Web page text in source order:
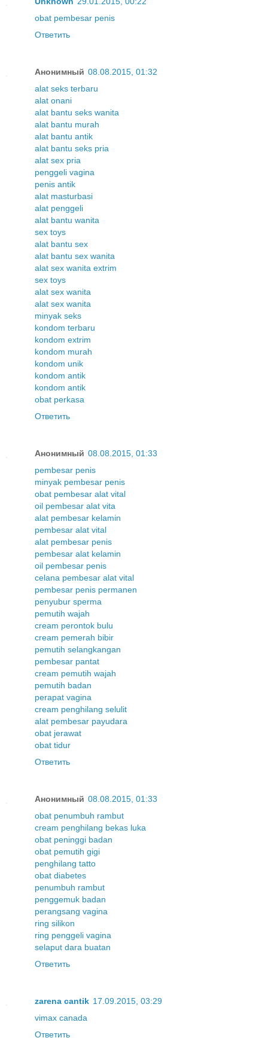
obat pembesar penis
Ответить
Анонимный 08.08.2015, 01:32
alat seks terbaru
alat onani
alat bantu seks wanita
alat bantu murah
alat bantu antik
alat bantu seks pria
alat sex pria
penggeli vagina
penis antik
alat masturbasi
alat penggeli
alat bantu wanita
sex toys
alat bantu sex
alat bantu sex wanita
alat sex wanita extrim
sex toys
alat sex wanita
alat sex wanita
minyak seks
kondom terbaru
kondom extrim
kondom murah
kondom unik
kondom antik
kondom antik
obat perkasa
Ответить
Анонимный 08.08.2015, 01:33
pembesar penis
minyak pembesar penis
obat pembesar alat vital
oil pembesar alat vita
alat pembesar kelamin
pembesar alat vital
alat pembesar penis
pembesar alat kelamin
oil pembesar penis
celana pembesar alat vital
pembesar penis permanen
penyubur sperma
pemutih wajah
cream perontok bulu
cream pemerah bibir
pemutih selangkangan
pembesar pantat
cream pemutih wajah
pemutih badan
perapat vagina
cream penghilang selulit
alat pembesar payudara
obat jerawat
obat tidur
Ответить
Анонимный 08.08.2015, 01:33
obat penumbuh rambut
cream penghilang bekas luka
obat peninggi badan
obat pemutih gigi
penghilang tatto
obat diabetes
penumbuh rambut
penggemuk badan
perangsang vagina
ring silikon
ring penggeli vagina
selaput dara buatan
Ответить
zarena cantik 17.09.2015, 03:29
vimax canada
Ответить